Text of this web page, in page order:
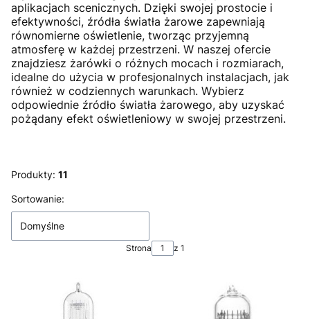
aplikacjach scenicznych. Dzięki swojej prostocie i
efektywności, źródła światła żarowe zapewniają
równomierne oświetlenie, tworząc przyjemną
atmosferę w każdej przestrzeni. W naszej ofercie
znajdziesz żarówki o różnych mocach i rozmiarach,
idealne do użycia w profesjonalnych instalacjach, jak
również w codziennych warunkach. Wybierz
odpowiednie źródło światła żarowego, aby uzyskać
pożądany efekt oświetleniowy w swojej przestrzeni.
Produkty: 11
Lista produktów
Sortowanie:
Domyślne
Strona z 1